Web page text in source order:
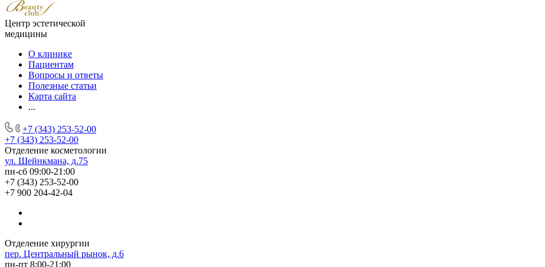
Центр эстетической
медицины
О клинике
Пациентам
Вопросы и ответы
Полезные статьи
Карта сайта
...
+7 (343) 253-52-00
+7 (343) 253-52-00
Отделение косметологии
ул. Шейнкмана, д.75
пн-сб 09:00-21:00
+7 (343) 253-52-00
+7 900 204-42-04
Отделение хирургии
пер. Центральный рынок, д.6
пн-пт 8:00-21:00